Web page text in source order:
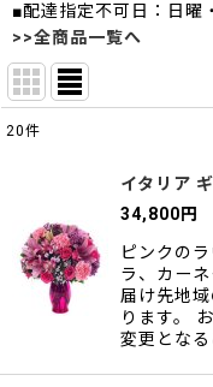
■配達指定不可日：日曜
>>全商品一覧へ
並び順
20件
イタリア
34,800円
ピンクの
ラ、カー
届け先地
ります。
変更となる